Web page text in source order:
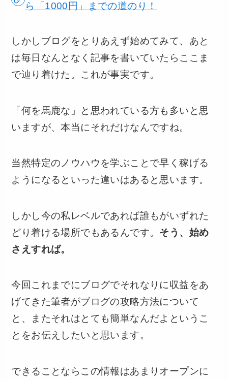
ら「1000円」までの道のり！
しかしブログをとりあえず始めてみて、あと
は毎日なんとなく記事を書いていたらここま
で辿り着けた。これが事実です。
「何を馬鹿な」と思われている方も多いと思
いますが、本当にそれだけなんですね。
当然特定のノウハウを学ぶことで早く稼げる
ようになるといった違いはあると思います。
しかし今の私レベルであれば誰もがいずれた
どり着ける場所でもあるんです。 そう、始め
さえすれば。
今回これまでにブログでそれなりに収益をあ
げてきた筆者がブログの攻略方法について
と、またそれはとても簡単なんだよというこ
とをお伝えしたいと思います。
できることならこの情報はあまりオープンに